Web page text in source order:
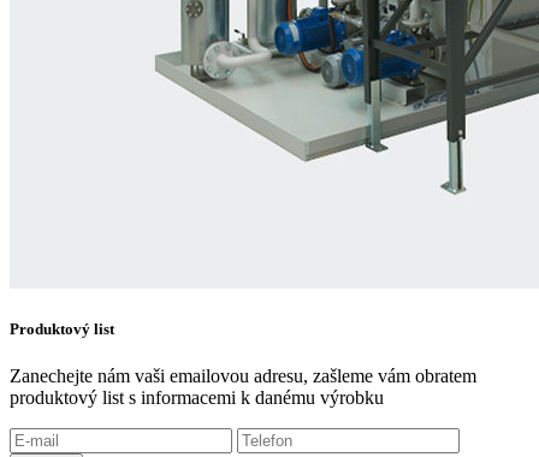
Produktový list
Zanechejte nám vaši emailovou adresu, zašleme vám obratem
produktový list s informacemi k danému výrobku